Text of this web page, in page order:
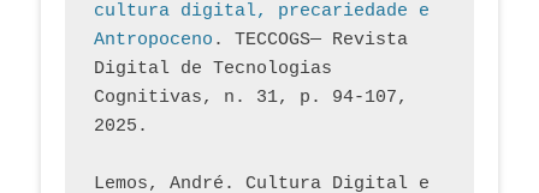
cultura digital, precariedade e
Antropoceno . TECCOGS— Revista
Digital de Tecnologias
Cognitivas, n. 31, p. 94-107,
2025.
Lemos, André. Cultura Digital e